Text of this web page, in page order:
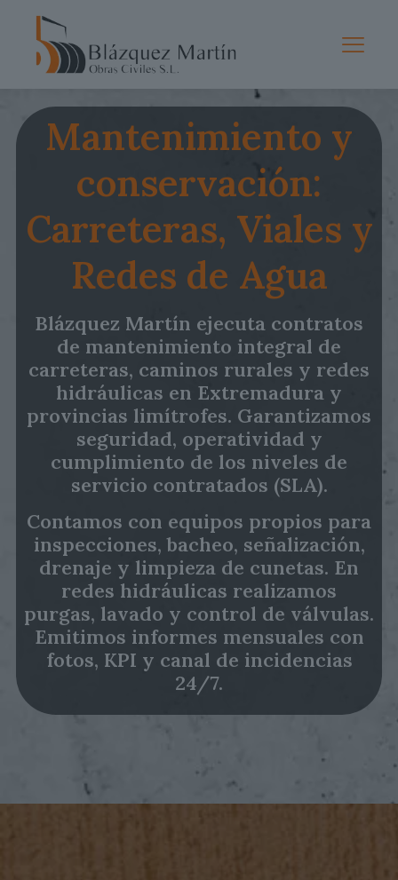
Mantenimiento y
conservación:
Carreteras, Viales y
Redes de Agua
Blázquez Martín ejecuta contratos
de mantenimiento integral de
carreteras, caminos rurales y redes
hidráulicas en Extremadura y
provincias limítrofes. Garantizamos
seguridad, operatividad y
cumplimiento de los niveles de
servicio contratados (SLA).
Contamos con equipos propios para
inspecciones, bacheo, señalización,
drenaje y limpieza de cunetas. En
redes hidráulicas realizamos
purgas, lavado y control de válvulas.
Emitimos informes mensuales con
fotos, KPI y canal de incidencias
24/7.